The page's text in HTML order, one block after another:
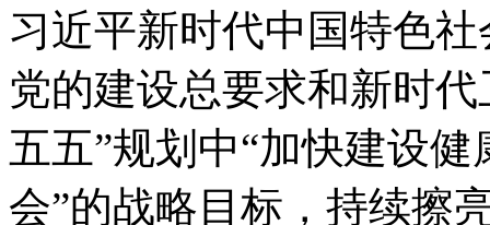
习近平新时代中国特色
党的建设总要求和新时
五五”规划中“加快建设
会”的战略目标，持续擦